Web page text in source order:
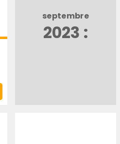
septembre
2023 :